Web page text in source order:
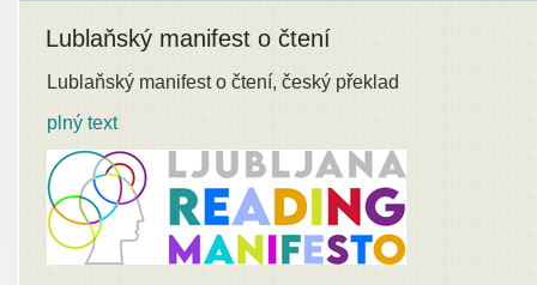
Lublaňský manifest o čtení
Lublaňský manifest o čtení, český překlad
plný text